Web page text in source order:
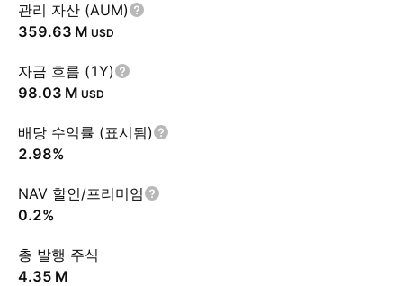
관리 자산 (AUM)
‪359.63 M‬ USD
자금 흐름 (1Y)
‪98.03 M‬ USD
배당 수익률 (표시됨)
2.98%
NAV 할인/프리미엄
0.2%
총 발행 주식
‪4.35 M‬